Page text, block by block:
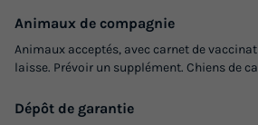
Animaux de compagnie
Animaux acceptés, avec carnet de
laisse. Prévoir un supplément. Chiens de
Dépôt de garantie